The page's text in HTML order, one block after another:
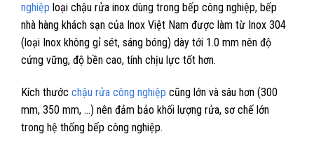
nghiệp loại chậu rửa inox dùng trong bếp công nghiệp, bếp
nhà hàng khách sạn của Inox Việt Nam được làm từ Inox 304
(loại Inox không gỉ sét, sáng bóng) dày tới 1.0 mm nên độ
cứng vững, độ bền cao, tính chịu lực tốt hơn.
Kích thước chậu rửa công nghiệp cũng lớn và sâu hơn (300
mm, 350 mm, …) nên đảm bảo khối lượng rửa, sơ chế lớn
trong hệ thống bếp công nghiệp.